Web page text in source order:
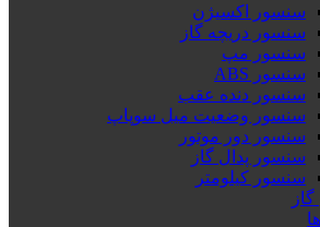
سنسور اکسیژن
سنسور دریچه گاز
سنسور مپ
سنسور ABS
سنسور دنده عقب
سنسور وضعیت میل سوپاپ
سنسور دور موتور
سنسور پدال گاز
سنسور کیلومتر